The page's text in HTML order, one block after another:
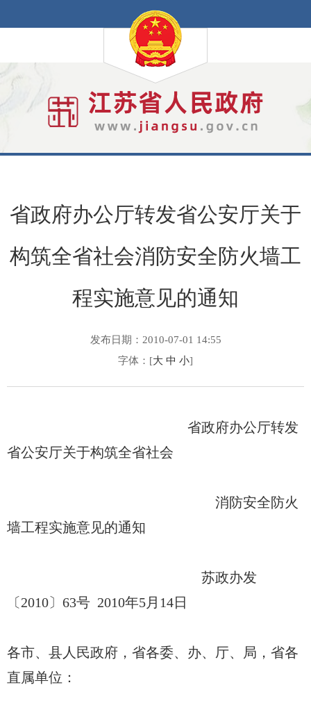
省政府办公厅转发省公安厅关于
构筑全省社会消防安全防火墙工
程实施意见的通知
发布日期：2010-07-01 14:55
字体：[大 中 小]
省政府办公厅转发
省公安厅关于构筑全省社会
消防安全防火
墙工程实施意见的通知
苏政办发
〔2010〕63号 2010年5月14日
各市、县人民政府，省各委、办、厅、局，省各
直属单位：